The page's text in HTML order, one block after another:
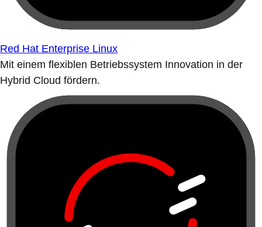
Red Hat Enterprise Linux
Mit einem flexiblen Betriebssystem Innovation in der
Hybrid Cloud fördern.